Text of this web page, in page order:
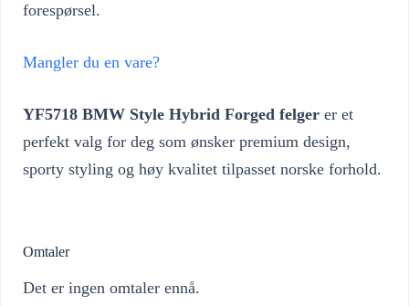
forespørsel.
Mangler du en vare?
YF5718 BMW Style Hybrid Forged felger er et
perfekt valg for deg som ønsker premium design,
sporty styling og høy kvalitet tilpasset norske forhold.
Omtaler
Det er ingen omtaler ennå.